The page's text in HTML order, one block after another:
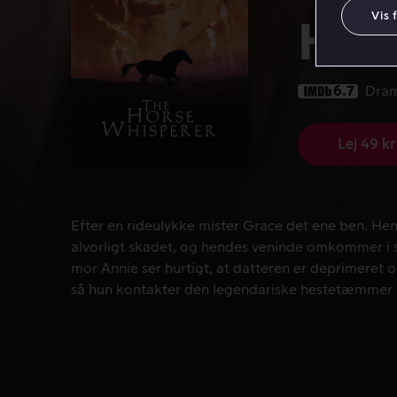
6.7
Lej 49 kr
Efter en rideulykke mister Grace det ene ben.
Efter en rideulykke mister Grace det ene ben.
alvorligt skadet, og hendes veninde omkommer i
mor Annie ser hurtigt, at datteren er deprimeret
så hun kontakter den legendariske hestetæmmer
Vis